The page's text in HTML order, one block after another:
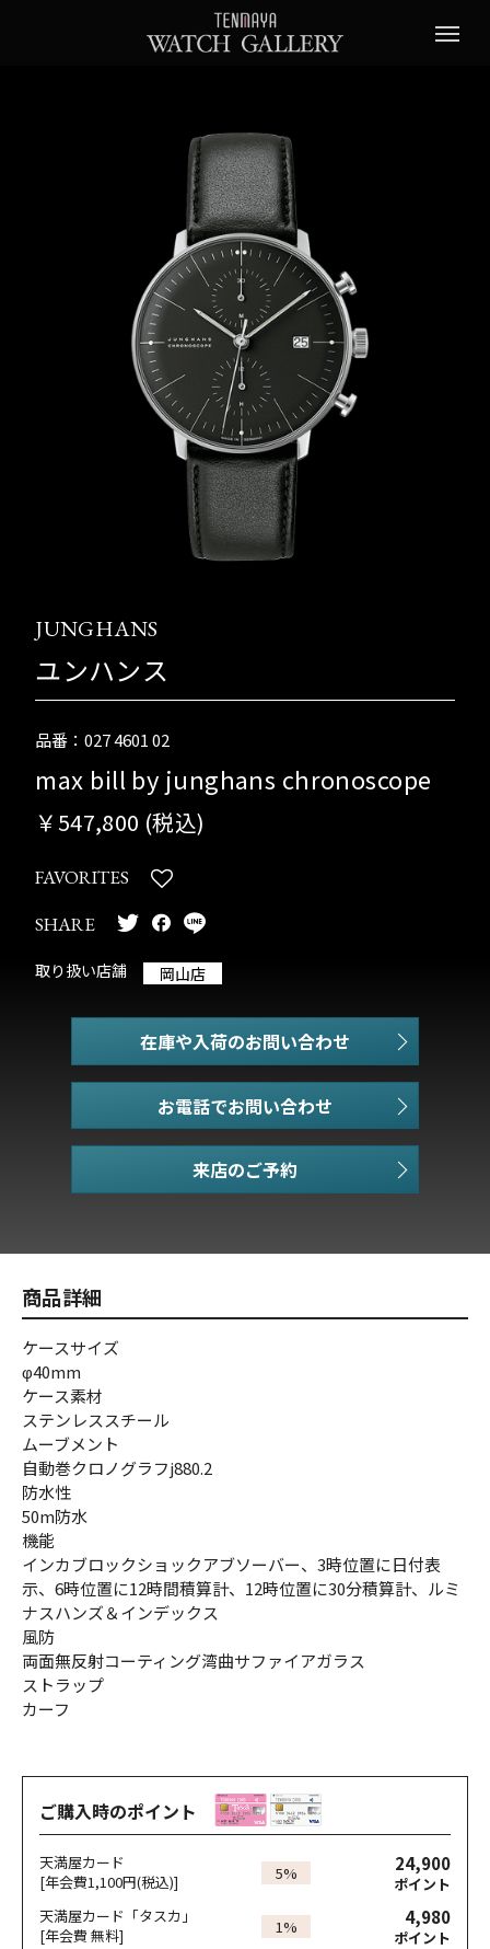
JUNGHANS
ユンハンス
品番：027 4601 02
max bill by junghans chronoscope
￥547,800 (税込)
FAVORITES
SHARE
取り扱い店舗 岡山店
在庫や入荷のお問い合わせ
お電話でお問い合わせ
商品詳細
ケースサイズ
φ40mm
ケース素材
ステンレススチール
ムーブメント
自動巻クロノグラフj880.2
防水性
50m防水
機能
インカブロックショックアブソーバー、3時位置に日付表
示、6時位置に12時間積算計、12時位置に30分積算計、ルミ
ナスハンズ＆インデックス
風防
両面無反射コーティング湾曲サファイアガラス
ストラップ
カーフ
ご購入時のポイント
天満屋カード
[年会費1,100円(税込)]
5% 24,900
ポイント
天満屋カード「タスカ」
[年会費 無料]
1% 4,980
ポイント